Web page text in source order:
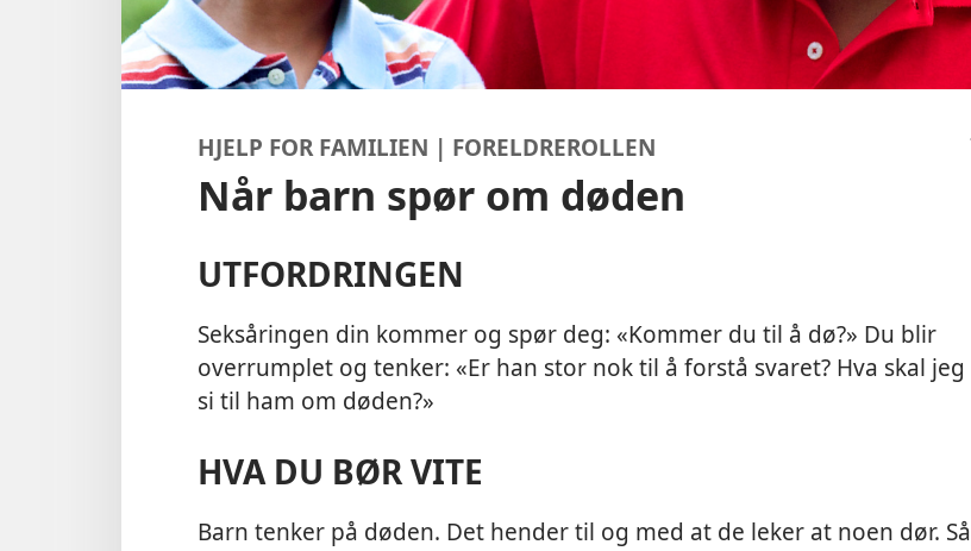
HJELP FOR FAMILIEN | FORELDREROLLEN
Når barn spør om døden
UTFORDRINGEN
Seksåringen din kommer og spør deg: «Kommer du til å dø?» Du blir
overrumplet og tenker: «Er han stor nok til å forstå svaret? Hva skal jeg
si til ham om døden?»
HVA DU BØR VITE
Barn tenker på døden. Det hender til og med at de leker at noen dør. Så